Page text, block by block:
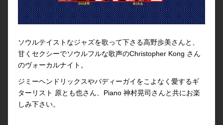
ソウルテイストなジャズを歌って下さる高野歩美さんと、
甘くセクシーでソウルフルな歌声のChristopher Kong さん
のヴォーカルナイト。
ジミーヘンドリックスやバディーガイをこよなく愛するギ
ターリスト 原とも也さん、Piano 神村晃司さんと共にお楽
しみ下さい。